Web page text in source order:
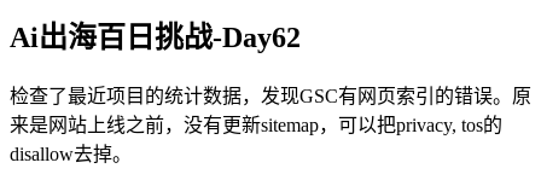
Ai出海百日挑战-Day62
检查了最近项目的统计数据，发现GSC有网页索引的错误。原
来是网站上线之前，没有更新sitemap，可以把privacy, tos的
disallow去掉。